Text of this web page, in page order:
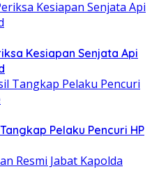
Kesiapan Senjata Api
Pelaku Pencuri HP